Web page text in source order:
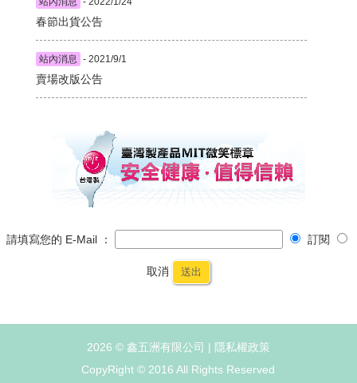
春節出貨公告
站內消息 - 2021/9/1
賣場改版公告
請填寫您的 E-Mail ： 訂閱
取消 送出
2026 © 鑫五洲有限公司 | 隱私權政策
CopyRight © 2016 All Rights Reserved